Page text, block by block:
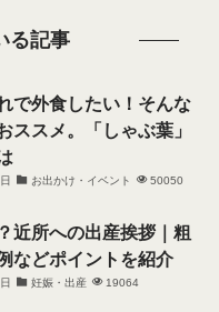
る記事
で外食したい！そんな
ススメ。「しゃぶ葉」
お出かけ・イベント 50050
近所への出産挨拶｜粗
などポイントを紹介
妊娠・出産 19064